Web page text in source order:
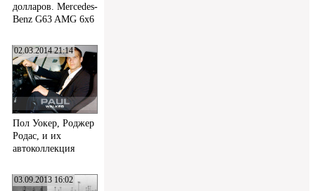
долларов. Mercedes-
Benz G63 AMG 6x6
02.03.2014 21:14
Пол Уокер, Роджер
Родас, и их
автоколлекция
03.09.2013 16:02